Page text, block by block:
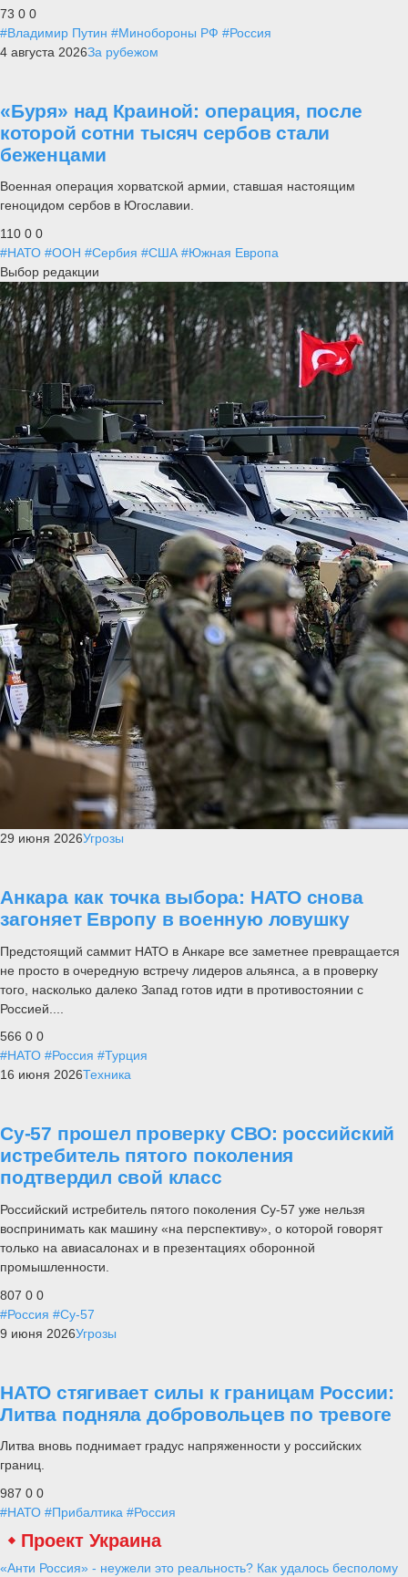
73 0 0
#Владимир Путин #Минобороны РФ #Россия
4 августа 2026За рубежом
«Буря» над Краиной: операция, после
которой сотни тысяч сербов стали
беженцами
Военная операция хорватской армии, ставшая настоящим
геноцидом сербов в Югославии.
110 0 0
#НАТО #ООН #Сербия #США #Южная Европа
Выбор редакции
29 июня 2026Угрозы
Анкара как точка выбора: НАТО снова
загоняет Европу в военную ловушку
Предстоящий саммит НАТО в Анкаре все заметнее превращается
не просто в очередную встречу лидеров альянса, а в проверку
того, насколько далеко Запад готов идти в противостоянии с
Россией....
566 0 0
#НАТО #Россия #Турция
16 июня 2026Техника
Су-57 прошел проверку СВО: российский
истребитель пятого поколения
подтвердил свой класс
Российский истребитель пятого поколения Су-57 уже нельзя
воспринимать как машину «на перспективу», о которой говорят
только на авиасалонах и в презентациях оборонной
промышленности.
807 0 0
#Россия #Су-57
9 июня 2026Угрозы
НАТО стягивает силы к границам России:
Литва подняла добровольцев по тревоге
Литва вновь поднимает градус напряженности у российских
границ.
987 0 0
#НАТО #Прибалтика #Россия
Проект Украина
«Анти Россия» - неужели это реальность? Как удалось бесполому